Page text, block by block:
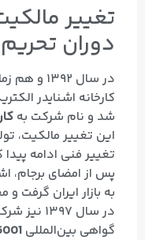
تغییر
دوران تحریم
در سال
کارخانه اشنایدر
شد و نام شرکت به
این تغییر مالکیت،
تغییر فنی ادامه
پس از امضای برجام،
به بازار ایران گرفت
در سال
گواهی بین‌المللی